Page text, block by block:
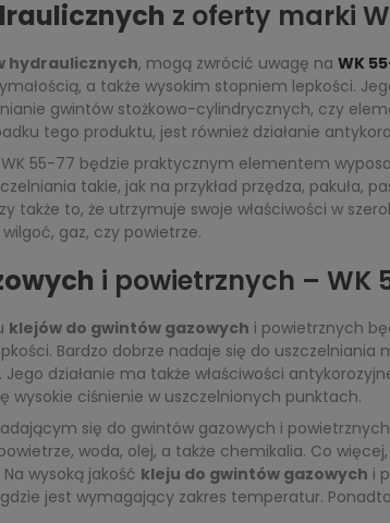
z oferty marki
hydraulicznych, mogą zwrócić uwagę na WK
a także wysokim stopniem lepkości.
gwintów stożkowo-cylindrycznych, czy
tego produktu, jest również działanie
WK 55-77 będzie praktycznym elementem
takie, jak na przykład przędza, pakuła,
także to, że utrzymuje swoje właściwości w
gaz, czy powietrze.
i powietrznych – WK
klejów do gwintów gazowych i powietrznych
Bardzo dobrze nadaje się do
działanie ma także właściwości
wysokie ciśnienie w uszczelnionych punktach.
się do gwintów gazowych i
woda, olej, a także chemikalia. Co
wysoką jakość kleju do gwintów gazowych i
jest wymagający zakres temperatur.